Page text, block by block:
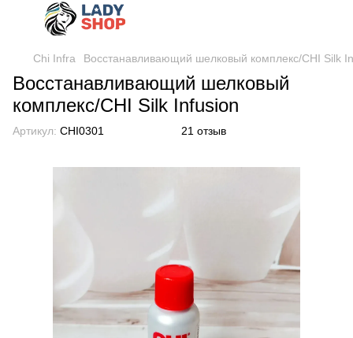
Chi Infra Восстанавливающий шелковый комплекс/CHI Silk
Восстанавливающий шелковый
комплекс/CHI Silk Infusion
Артикул: CHI0301 21 отзыв